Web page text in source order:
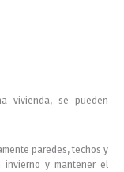
vivienda, se pueden
paredes, techos y
y mantener el